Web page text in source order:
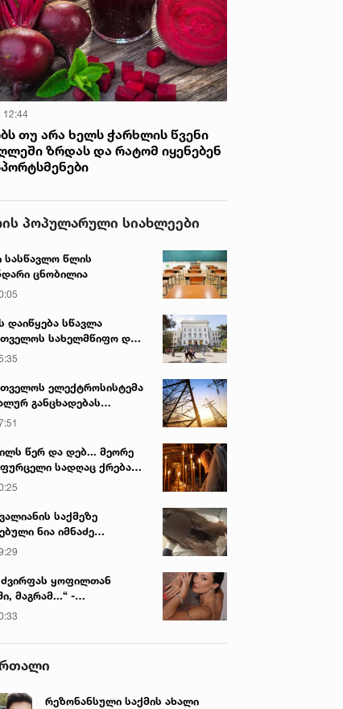
12:44
თუ არა ხელს ჭარხლის წვენი
ზრდას და რატომ იყენებენ
პოპულარული სიახლეები
სასწავლო წლის
ცნობილია
დაიწყება სწავლა
სახელმწიფო და
ელექტროსისტემა
განცხადებას
წერ და დებ... მეორე
სადღაც ქრება
სრულდება...“ -
ტაძარი შიდა
საქმეზე
ნია იმნაძე
გადაჰყავთ
ძვირფას ყოფილთან
მაგრამ...“ -
პაიჭაძის
აღიარება
რეზონანსული საქმის ახალი